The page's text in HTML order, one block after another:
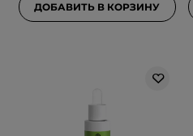
ДОБАВИТЬ В КОРЗИНУ